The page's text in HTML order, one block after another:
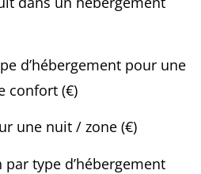
d’hébergement pour une
confort (€)
une nuit / zone (€)
par type d’hébergement